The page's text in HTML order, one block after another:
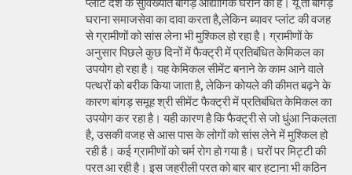
घराना समाजसेवा का दावा करता है,लेकिन ब्यावर प्लांट की वजह
से ग्रामीणों को सांस लेना भी मुश्किल हो रहा है। ग्रामीणों के
अनुसार पिछले कुछ दिनों में फैक्ट्री में प्रतिबंधित केमिकल का
उपयोग हो रहा है। यह केमिकल सीमेंट बनाने के काम आने वाले
पत्थरों को बरीक किया जाता है, लेकिन कोयले की कीमत बढ़ने के
कारण बांगड़ समूह श्री सीमेंट फैक्ट्री में प्रतिबंधित केमिकल का
उपयोग कर रहा है। यही कारण है कि फैक्ट्री से जो धुंआ निकलता
है, उसकी वजह से आस पास के लोगों को सांस लेने में मुश्किल हो
रही है। कई ग्रामीणों को चर्म रोग हो गया है। घरों पर मिट्टी की
परत आ रही है। इस जहरीली परत को बार बार हटाना भी कठिन